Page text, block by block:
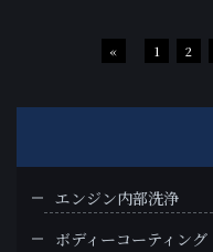
« 1 2
エンジン内部洗浄
ボディーコーティング